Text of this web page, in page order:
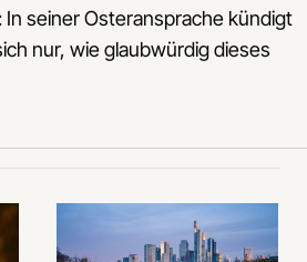
seiner Osteransprache kündigt
nur, wie glaubwürdig dieses